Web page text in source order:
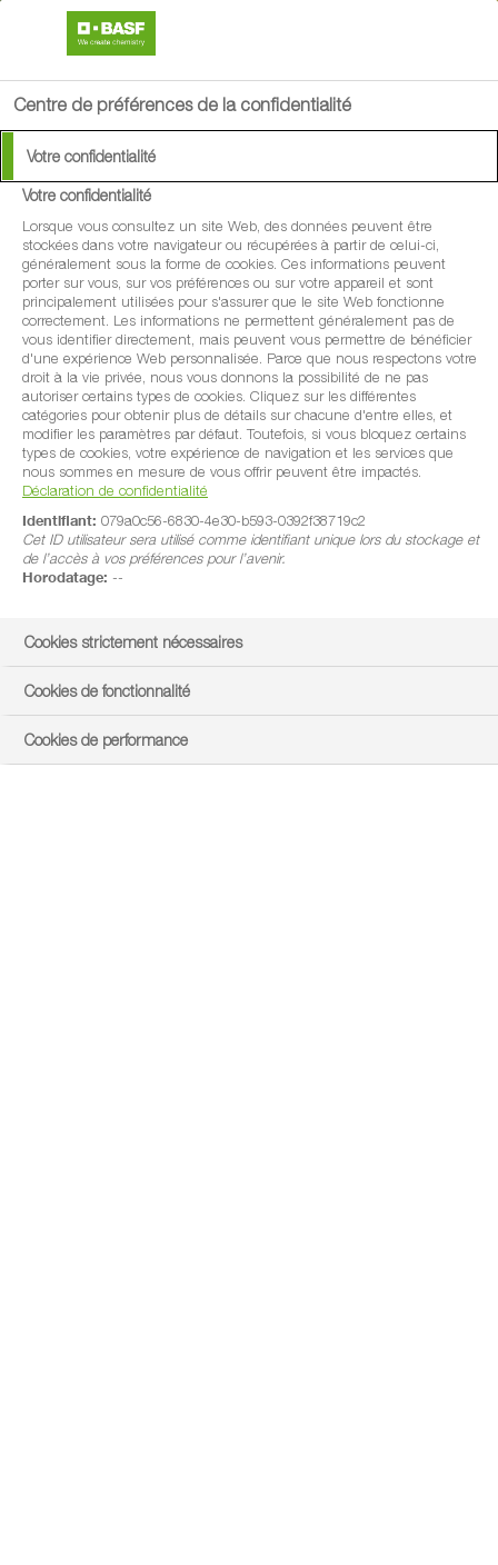
Centre de préférences de la confidentialité
Votre confidentialité
Votre confidentialité
Lorsque vous consultez un site Web, des données peuvent être
stockées dans votre navigateur ou récupérées à partir de celui-ci,
généralement sous la forme de cookies. Ces informations peuvent
porter sur vous, sur vos préférences ou sur votre appareil et sont
principalement utilisées pour s'assurer que le site Web fonctionne
correctement. Les informations ne permettent généralement pas de
vous identifier directement, mais peuvent vous permettre de bénéficier
d'une expérience Web personnalisée. Parce que nous respectons votre
droit à la vie privée, nous vous donnons la possibilité de ne pas
autoriser certains types de cookies. Cliquez sur les différentes
catégories pour obtenir plus de détails sur chacune d'entre elles, et
modifier les paramètres par défaut. Toutefois, si vous bloquez certains
types de cookies, votre expérience de navigation et les services que
nous sommes en mesure de vous offrir peuvent être impactés.
Déclaration de confidentialité
Identifiant: 079a0c56-6830-4e30-b593-0392f38719c2
Cet ID utilisateur sera utilisé comme identifiant unique lors du stockage et
de l’accès à vos préférences pour l’avenir.
Horodatage: --
Cookies strictement nécessaires
Cookies de fonctionnalité
Cookies de performance